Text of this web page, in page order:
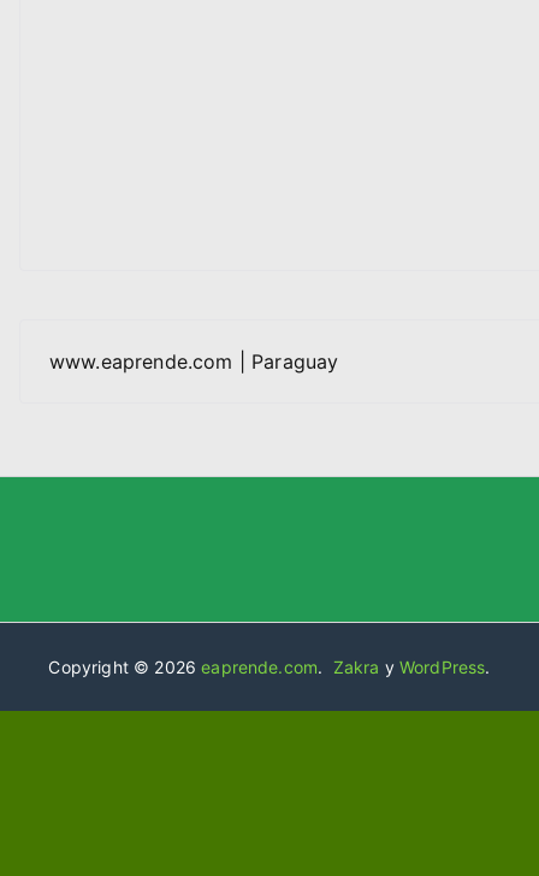
www.eaprende.com | Paraguay
Copyright © 2026eaprende.com. Zakra y WordPress.